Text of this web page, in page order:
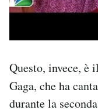
Questo, invece, è
Gaga, che ha
durante la